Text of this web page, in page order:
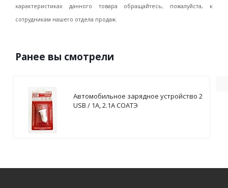
характеристиках данного товара обращайтесь, пожалуйста, к
сотрудникам нашего отдела продаж.
Ранее вы смотрели
Автомобильное зарядное устройство 2
USB / 1А, 2.1А СОАТЭ